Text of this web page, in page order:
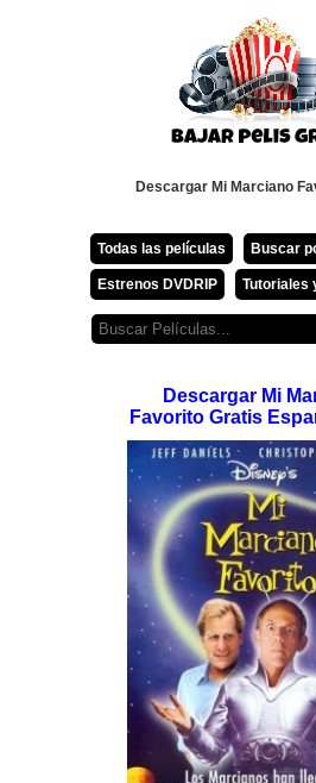
Descargar Mi Marciano
Todas las películas Buscar
Estrenos DVDRIP Tutoriales
Descargar Mi
Favorito Gratis